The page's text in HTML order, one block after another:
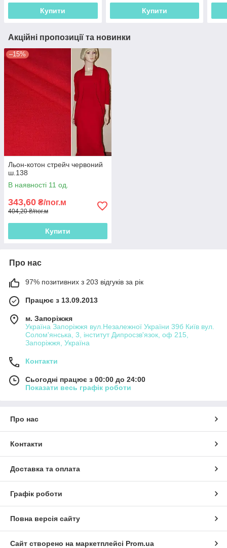
Купити Купити
Акційні пропозиції та новинки
–15%
Льон-котон стрейч червоний
ш.138
В наявності 11 од.
343,60 ₴/пог.м
404,20 ₴/пог.м
Купити
Про нас
97% позитивних з 203 відгуків за рік
Працює з 13.09.2013
м. Запоріжжя
Україна Запоріжжя вул.Незалежної України 39б Київ вул.
Солом'янська, 3, інститут Дипросзв'язок, оф 215,
Запоріжжя, Україна
Контакти
Сьогодні працює з 00:00 до 24:00
Показати весь графік роботи
Про нас
Контакти
Доставка та оплата
Графік роботи
Повна версія сайту
Сайт створено на маркетплейсі Prom.ua